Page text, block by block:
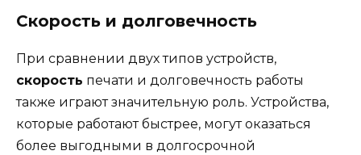
Скорость и долговечность
При сравнении двух типов устройств,
скорость печати и долговечность работы
также играют значительную роль. Устройства,
которые работают быстрее, могут оказаться
более выгодными в долгосрочной